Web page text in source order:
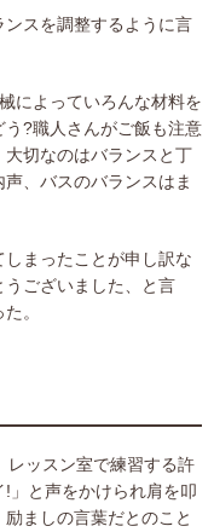
スを調整するように言
によっていろんな材料を
?職人さんがご飯も注意
切なのはバランスと丁
、バスのバランスはま
まったことが申し訳な
うございました、と言
。
レッスン室で練習する許
」と声をかけられ肩を叩
ましの言葉だとのこと